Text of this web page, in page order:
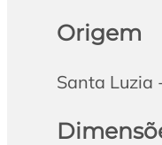
Origem
Santa Luzia